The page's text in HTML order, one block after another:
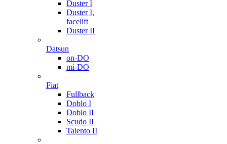
Duster I
Duster I,
facelift
Duster II
Datsun
on-DO
mi-DO
Fiat
Fullback
Doblo I
Doblo II
Scudo II
Talento II